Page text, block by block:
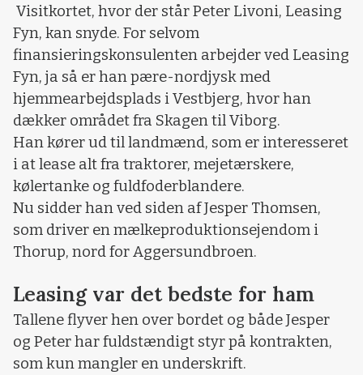
Visitkortet, hvor der står Peter Livoni, Leasing
Fyn, kan snyde. For selvom
finansieringskonsulenten arbejder ved Leasing
Fyn, ja så er han pære-nordjysk med
hjemmearbejdsplads i Vestbjerg, hvor han
dækker området fra Skagen til Viborg.
Han kører ud til landmænd, som er interesseret
i at lease alt fra traktorer, mejetærskere,
kølertanke og fuldfoderblandere.
Nu sidder han ved siden af Jesper Thomsen,
som driver en mælkeproduktionsejendom i
Thorup, nord for Aggersundbroen.
Leasing var det bedste for ham
Tallene flyver hen over bordet og både Jesper
og Peter har fuldstændigt styr på kontrakten,
som kun mangler en underskrift.